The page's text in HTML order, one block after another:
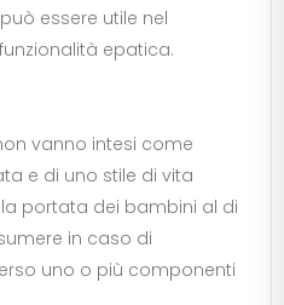
essere utile nel
epatica.
vanno intesi come
e di uno stile di vita
portata dei bambini al di
in caso di
uno o più componenti